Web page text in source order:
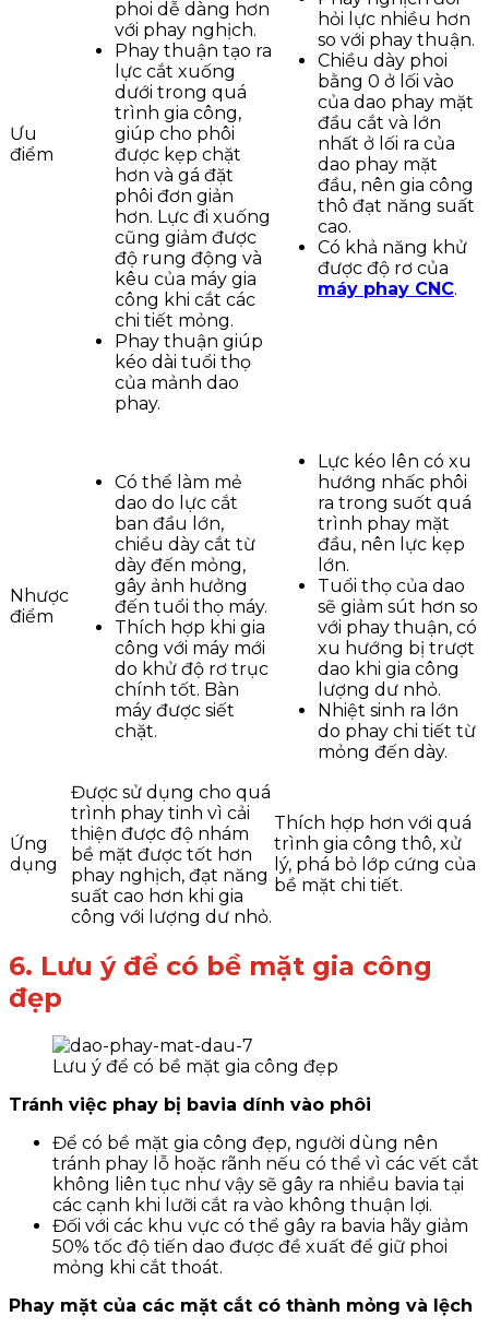
Ưu
điểm
phoi dễ dàng hơn
với phay nghịch.
Phay thuận tạo ra
lực cắt xuống
dưới trong quá
trình gia công,
giúp cho phôi
được kẹp chặt
hơn và gá đặt
phôi đơn giản
hơn. Lực đi xuống
cũng giảm được
độ rung động và
kêu của máy gia
công khi cắt các
chi tiết mỏng.
Phay thuận giúp
kéo dài tuổi thọ
của mảnh dao
phay.
hỏi lực nhiều hơn
so với phay thuận.
Chiều dày phoi
bằng 0 ở lối vào
của dao phay mặt
đầu cắt và lớn
nhất ở lối ra của
dao phay mặt
đầu, nên gia công
thô đạt năng suất
cao.
Có khả năng khử
được độ rơ của
máy phay CNC.
Nhược
điểm
Có thể làm mẻ
dao do lực cắt
ban đầu lớn,
chiều dày cắt từ
dày đến mỏng,
gây ảnh hưởng
đến tuổi thọ máy.
Thích hợp khi gia
công với máy mới
do khử độ rơ trục
chính tốt. Bàn
máy được siết
chặt.
Lực kéo lên có xu
hướng nhấc phôi
ra trong suốt quá
trình phay mặt
đầu, nên lực kẹp
lớn.
Tuổi thọ của dao
sẽ giảm sút hơn so
với phay thuận, có
xu hướng bị trượt
dao khi gia công
lượng dư nhỏ.
Nhiệt sinh ra lớn
do phay chi tiết từ
mỏng đến dày.
Ứng
dụng
Được sử dụng cho quá
trình phay tinh vì cải
thiện được độ nhám
bề mặt được tốt hơn
phay nghịch, đạt năng
suất cao hơn khi gia
công với lượng dư nhỏ.
Thích hợp hơn với quá
trình gia công thô, xử
lý, phá bỏ lớp cứng của
bề mặt chi tiết.
6. Lưu ý để có bề mặt gia công
đẹp
Lưu ý để có bề mặt gia công đẹp
Tránh việc phay bị bavia dính vào phôi
Để có bề mặt gia công đẹp, người dùng nên
tránh phay lỗ hoặc rãnh nếu có thể vì các vết cắt
không liên tục như vậy sẽ gây ra nhiều bavia tại
các cạnh khi lưỡi cắt ra vào không thuận lợi.
Đối với các khu vực có thể gây ra bavia hãy giảm
50% tốc độ tiến dao được đề xuất để giữ phoi
mỏng khi cắt thoát.
Phay mặt của các mặt cắt có thành mỏng và lệch